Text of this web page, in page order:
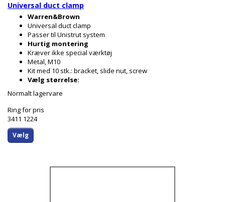
Universal duct clamp
Warren&Brown
Universal duct clamp
Passer til Unistrut system
Hurtig montering
Kræver ikke special værktøj
Metal, M10
Kit med 10 stk.: bracket, slide nut, screw
Vælg størrelse:
Normalt lagervare
Ring for pris
3411 1224
Vælg